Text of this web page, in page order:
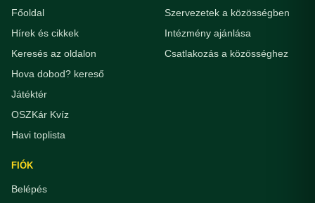
Főoldal
Hírek és cikkek
Keresés az oldalon
Hova dobod? kereső
Játéktér
OSZKár Kvíz
Havi toplista
Szervezetek a közösségben
Intézmény ajánlása
Csatlakozás a közösséghez
FIÓK
Belépés